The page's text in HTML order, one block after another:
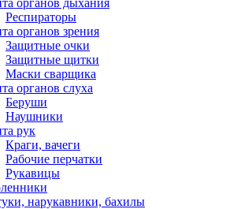
органов дыхания
Респираторы
органов зрения
Защитные очки
Защитные щитки
Маски сварщика
органов слуха
Беруши
Наушники
рук
Краги, вачеги
Рабочие перчатки
Рукавицы
нарукавники, бахилы